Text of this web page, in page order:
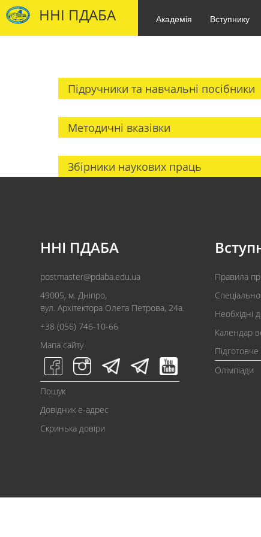
ННІ ПДАБА Академія Вступнику
Підручники та навчальні посібники
Методичні вказівки
Збірники наукових праць
ННІ ПДАБА
postmaster@pdaba.edu.ua
49005, м. Дніпро,
вул. Архітектора Олега Петрова, 24а.
+38 (056) 746-10-66
Мапа сайту
Пошук
Довідник e-адрес
Скринька довіри
Правила
Необхідні
Календар
Підготовче
Олімпіади